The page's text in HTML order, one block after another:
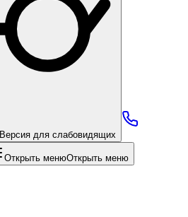
Версия для слабовидящих
Открыть менюОткрыть меню